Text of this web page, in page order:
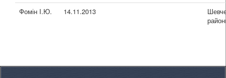
Фомін І.Ю. 14.11.2013